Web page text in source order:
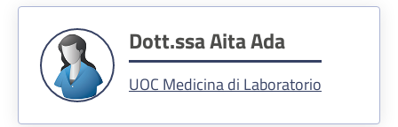
Dott.ssa Aita Ada
UOC Medicina di Laboratorio